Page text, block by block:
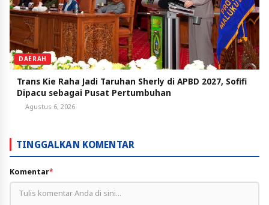
DAERAH
Trans Kie Raha Jadi Taruhan Sherly di APBD 2027, Sofifi
Dipacu sebagai Pusat Pertumbuhan
Agustus 6, 2026
TINGGALKAN KOMENTAR
Komentar*